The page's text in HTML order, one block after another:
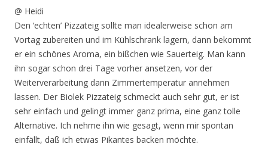
@ Heidi
Den ‘echten’ Pizzateig sollte man idealerweise schon am
Vortag zubereiten und im Kühlschrank lagern, dann bekommt
er ein schönes Aroma, ein bißchen wie Sauerteig. Man kann
ihn sogar schon drei Tage vorher ansetzen, vor der
Weiterverarbeitung dann Zimmertemperatur annehmen
lassen. Der Biolek Pizzateig schmeckt auch sehr gut, er ist
sehr einfach und gelingt immer ganz prima, eine ganz tolle
Alternative. Ich nehme ihn wie gesagt, wenn mir spontan
einfällt, daß ich etwas Pikantes backen möchte.